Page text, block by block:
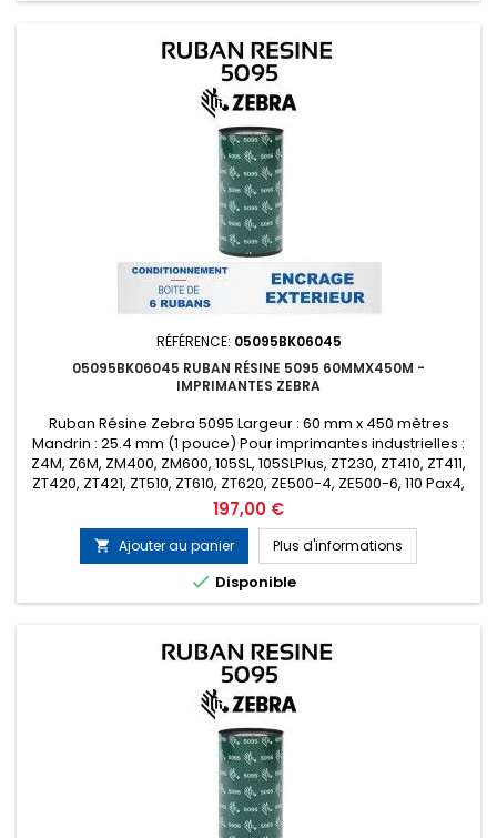
RÉFÉRENCE: 05095BK06045
05095BK06045 RUBAN RÉSINE 5095 60MMX450M -
IMPRIMANTES ZEBRA
Ruban Résine Zebra 5095 Largeur : 60 mm x 450 mètres
Mandrin : 25.4 mm (1 pouce) Pour imprimantes industrielles :
Z4M, Z6M, ZM400, ZM600, 105SL, 105SLPlus, ZT230, ZT410, ZT411,
ZT420, ZT421, ZT510, ZT610, ZT620, ZE500-4, ZE500-6, 110 Pax4,
170 Pax4, 110Xi4, 140Xi4, 170Xi4, 220Xi4 etc... Encrage : Extérieur
Conditionnement : Boîte de 6 rubans (Prix de la...
Prix
197,00 €
 Ajouter au panier Plus d'informations
 Disponible